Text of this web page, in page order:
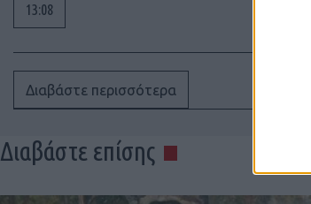
13:08
Διαβάστε περισσότερα
Διαβάστε επίσης